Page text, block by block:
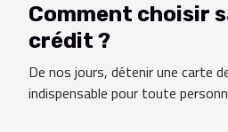
Comment choisir
crédit ?
De nos jours, détenir une carte
indispensable pour toute